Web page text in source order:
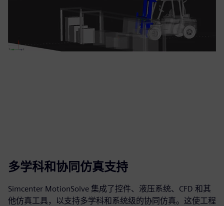
多学科和协同仿真支持
Simcenter MotionSolve 集成了控件、液压系统、CFD 和其
他仿真工具，以支持多学科和系统级的协同仿真。这使工程